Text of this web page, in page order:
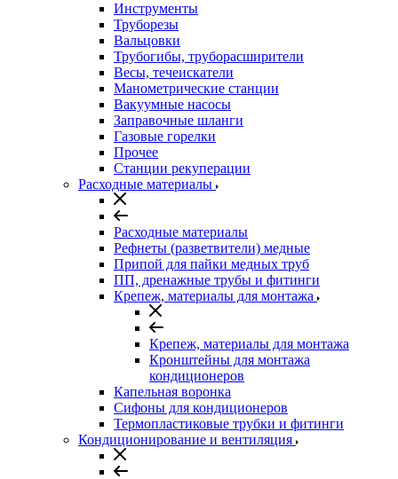
Инструменты
Труборезы
Вальцовки
Трубогибы, труборасширители
Весы, течеискатели
Манометрические станции
Вакуумные насосы
Заправочные шланги
Газовые горелки
Прочее
Станции рекуперации
Расходные материалы
Расходные материалы
Рефнеты (разветвители) медные
Припой для пайки медных труб
ПП, дренажные трубы и фитинги
Крепеж, материалы для монтажа
Крепеж, материалы для монтажа
Кронштейны для монтажа
кондиционеров
Капельная воронка
Сифоны для кондиционеров
Термопластиковые трубки и фитинги
Кондиционирование и вентиляция